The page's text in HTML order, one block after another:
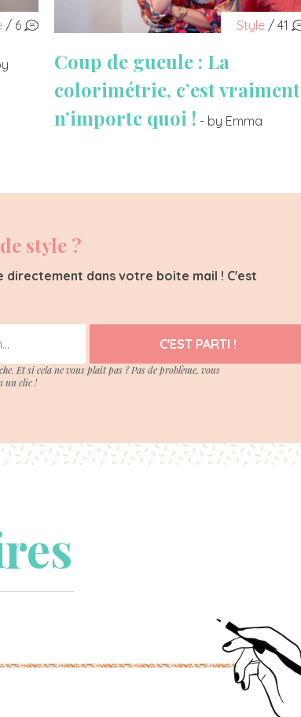
/ 6 Style / 41
Coup de gueule : La
colorimétrie, c’est vraiment
n’importe quoi ! - by Emma
style ?
directement dans votre boite mail ! C'est
C'EST PARTI !
Et si cela ne vous plait pas ? Pas de problème, vous
un clic !